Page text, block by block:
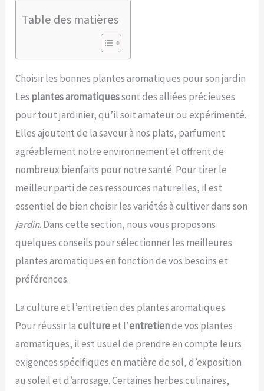
Table des matières
Choisir les bonnes plantes aromatiques pour son jardin
Les plantes aromatiquessont des alliées précieuses
pour tout jardinier, qu’il soit amateur ou expérimenté.
Elles ajoutent de la saveur à nos plats, parfument
agréablement notre environnement et offrent de
nombreux bienfaits pour notre santé. Pour tirer le
meilleur parti de ces ressources naturelles, il est
essentiel de bien choisir les variétés à cultiver dans son
jardin. Dans cette section, nous vous proposons
quelques conseils pour sélectionner les meilleures
plantes aromatiques en fonction de vos besoins et
préférences.
La culture et l’entretien des plantes aromatiques
Pour réussir lacultureet l’entretiende vos plantes
aromatiques, il est usuel de prendre en compte leurs
exigences spécifiques en matière de sol, d’exposition
au soleil et d’arrosage. Certaines herbes culinaires,